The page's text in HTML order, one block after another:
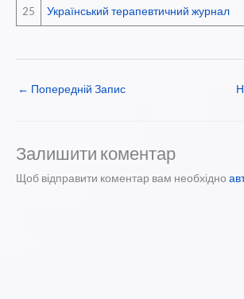
25 Український терапевтичний журнал
← Попередній Запис
Залишити коментар
Щоб відправити коментар вам необхідно